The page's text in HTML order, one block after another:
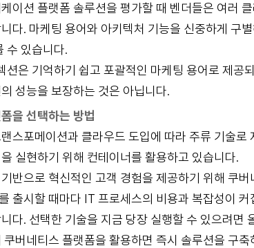
이션 플랫폼 솔루션을 평가할 때 벤더들은 여러
다. 마케팅 용어와 아키텍처 기능을 신중하게 구
수 있습니다.
션은 기억하기 쉽고 포괄적인 마케팅 용어로 제공
성능을 보장하는 것은 아닙니다.
을 선택하는 방법
스포메이션과 클라우드 도입에 따라 주류 기술로
실현하기 위해 컨테이너를 활용하고 있습니다.
반으로 혁신적인 고객 경험을 제공하기 위해 쿠
출시할 때마다 IT 프로세스의 비용과 복잡성이
다. 선택한 기술을 지금 당장 실행할 수 있으려면
버네티스 플랫폼을 활용하면 즉시 솔루션을 구축